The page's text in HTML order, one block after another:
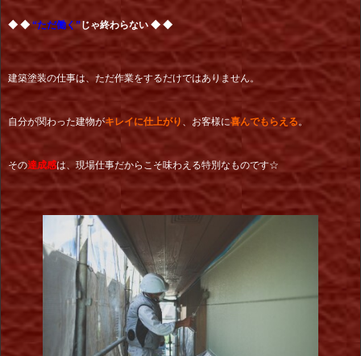
◆ ◆ “ただ働く”じゃ終わらない ◆ ◆
建築塗装の仕事は、ただ作業をするだけではありません。
自分が関わった建物がキレイに仕上がり 、お客様に喜んでもらえる 。
その達成感は、現場仕事だからこそ味わえる特別なものです☆